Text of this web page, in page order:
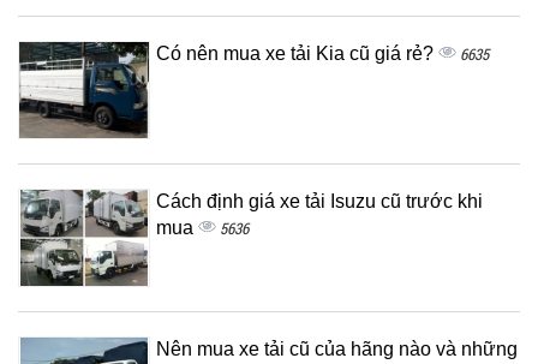
Có nên mua xe tải Kia cũ giá rẻ? 6635
Cách định giá xe tải Isuzu cũ trước khi
mua
5636
Nên mua xe tải cũ của hãng nào và những